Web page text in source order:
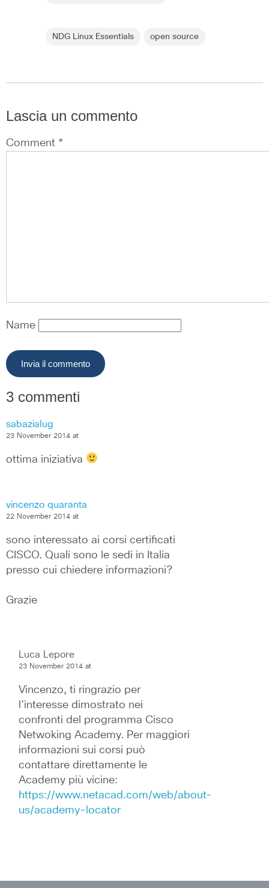
NDG Linux Essentials open source
Lascia un commento
Comment *
Name
3 commenti
sabazialug
23 November 2014 at
ottima iniziativa
vincenzo quaranta
22 November 2014 at
sono interessato ai corsi certificati
CISCO. Quali sono le sedi in Italia
presso cui chiedere informazioni?
Grazie
Luca Lepore
23 November 2014 at
Vincenzo, ti ringrazio per
l’interesse dimostrato nei
confronti del programma Cisco
Netwoking Academy. Per maggiori
informazioni sui corsi può
contattare direttamente le
https://www.netacad.com/web/about-
us/academy-locator